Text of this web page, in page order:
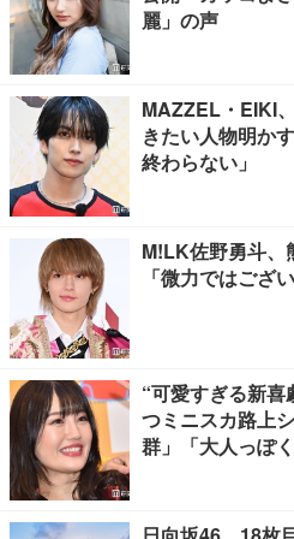
麗」の声
MAZZEL・EIKI
きたい人物明か
終わらない」
M!LK佐野勇斗、
「微力ではござ
“可愛すぎる新
つミニスカ路上
群」「大人っぽ